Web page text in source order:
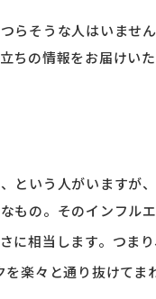
らそうな人はいませ
ちの情報をお届けいた
という人がいますが
もの。そのインフル
相当します。つまり
楽々と通り抜けてま